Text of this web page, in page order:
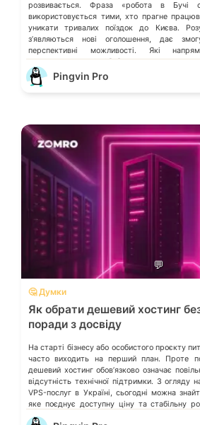
розвивається. Фраза «робота в Бучі
використовується тими, хто прагне
уникати тривалих поїздок до Києва.
зʼявляються нові оголошення, дає
перспективні можливості. Які
переважають у місті […]
Pingvin Pro
💬
🤔 Думки
Як обрати дешевий хостинг
поради з досвіду
На старті бізнесу або особистого проєкту
часто виходить на перший план. Проте
дешевий хостинг обовʼязково означає
відсутність технічної підтримки. З огляду
VPS-послуг в Україні, сьогодні можна
яке поєднує доступну ціну та стабільну
знати, на […]